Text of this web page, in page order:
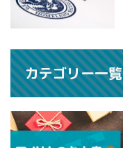
カテゴリー一覧